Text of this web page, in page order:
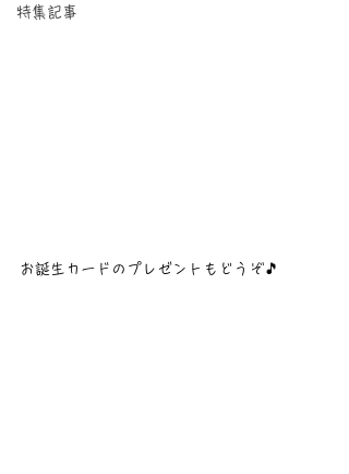
特集記事
お誕生カードのプレゼントもどうぞ🎵